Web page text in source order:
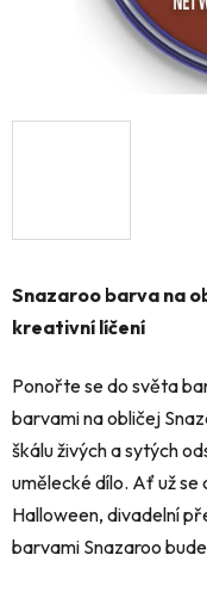
Snazaroo barva na
kreativní líčení
Ponořte se do světa
barvami na obličej
škálu živých a sytých
umělecké dílo. Ať už
Halloween, divadelní
barvami Snazaroo